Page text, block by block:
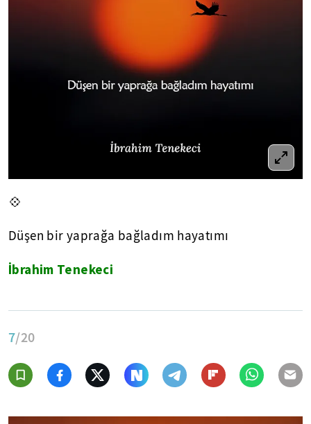
💠
Düşen bir yaprağa bağladım hayatımı
İbrahim Tenekeci
7/20